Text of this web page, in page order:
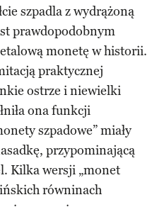
szpadla z wydrążoną
prawdopodobnym
monetę w historii.
praktycznej
ostrze i niewielki
ona funkcji
szpadowe” miały
przypominającą
Kilka wersji „monet
równinach